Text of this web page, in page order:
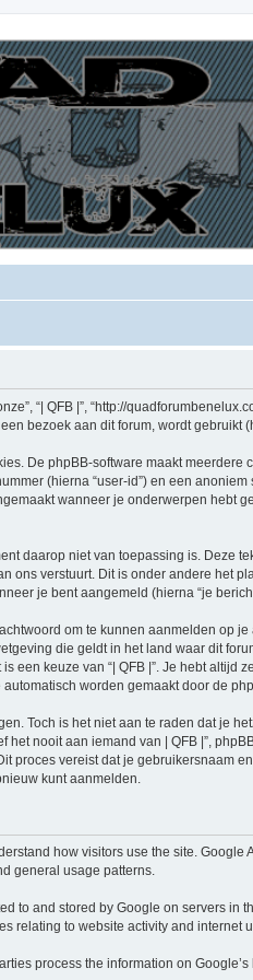
“| QFB |”, “http://
bezoek aan dit forum, wordt gebruikt
De phpBB-software maakt
(hierna “user-id”) en een anoniem
wanneer je onderwerpen hebt
daarop niet van toepassing is. Deze
verstuurt. Dit is onder andere het
je bent aangemeld (hierna “je
om te kunnen aanmelden op
die geldt in het land waar dit
een keuze van “| QFB |”. Je hebt
worden gemaakt door de
Toch is het niet aan te raden dat je
nooit aan iemand van | QFB |”,
proces vereist dat je gebruikersnaam
kunt aanmelden.
how visitors use the site.
general usage patterns.
to and stored by Google on servers in
relating to website activity and internet
process the information on